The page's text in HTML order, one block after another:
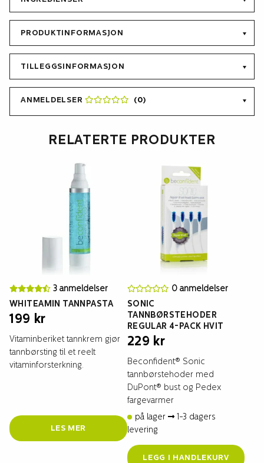
PRODUKTINFORMASJON
TILLEGGSINFORMASJON
ANMELDELSER (0)
RELATERTE PRODUKTER
3 anmeldelser
WHITEAMIN TANNPASTA
199 kr
Vitaminberiket tannkrem gjør
tannbørsting til et reelt
vitaminforsterkning.
LES MER
0 anmeldelser
SONIC
TANNBØRSTEHODER
REGULAR 4-PACK HVIT
229 kr
Beconfident® Sonic
tannbørstehoder med
DuPont® bust og Pedex
fargevarmer
på lager
1-3 dagers
levering
LEGG I HANDLEKURV